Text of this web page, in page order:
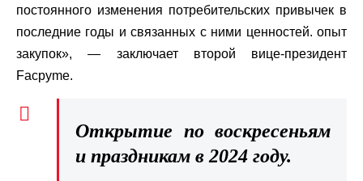
постоянного изменения потребительских привычек в
последние годы и связанных с ними ценностей. опыт
закупок», — заключает второй вице-президент
Facpyme.
Открытие по воскресеньям
и праздникам в 2024 году.